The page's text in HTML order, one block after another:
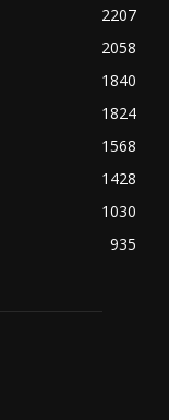
2207
2058
1840
1824
1568
1428
1030
935